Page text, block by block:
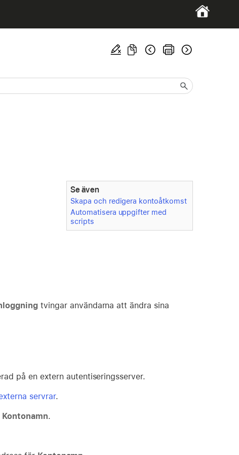
Se även
Skapa och redigera kontoåtkomst
Automatisera uppgifter med
scripts
tvingar användarna att ändra sina
på en extern autentiseringsserver.
servrar.
Kontonamn.